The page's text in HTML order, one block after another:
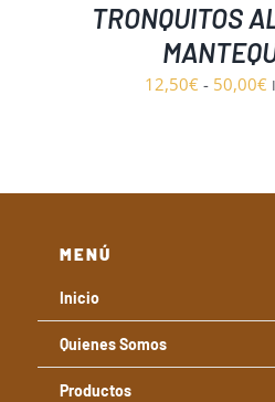
TRONQUITOS
12,50€ - 50,00€
MENÚ
Inicio
Quienes Somos
Productos